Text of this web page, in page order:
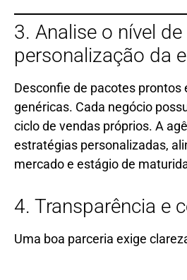
3. Analise o nível de
personalização da
Desconfie de pacotes prontos
genéricas. Cada negócio
ciclo de vendas próprios. A
estratégias personalizadas,
mercado e estágio de
4. Transparência e
Uma boa parceria exige